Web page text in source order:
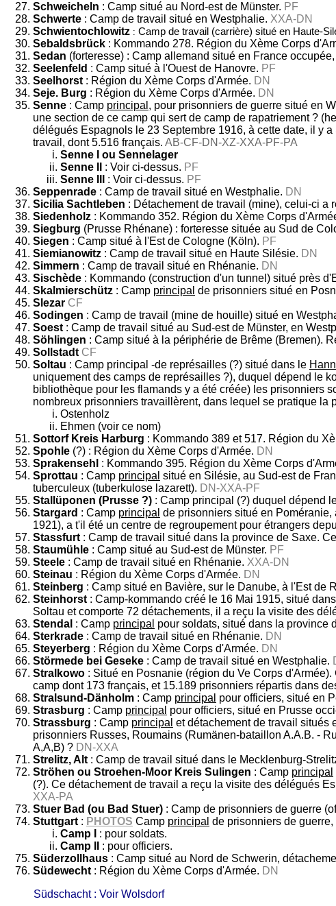
Schweicheln : Camp situé au Nord-est de Münster. PF
Schwerte : Camp de travail situé en Westphalie. XXA-DN
Schwientochlowitz : Camp de travail (carrière) situé en Haute-
Sebaldsbrück : Kommando 278. Région du Xème Corps
Sedan (forteresse) : Camp allemand situé en France
Seelenfeld : Camp situé à l'Ouest de Hanovre. PF
Seelhorst : Région du Xème Corps d'Armée. DN
Seje. Burg : Région du Xème Corps d'Armée. DN
Senne : Camp principal , pour prisonniers de guerre situé en
une section de ce camp qui sert de camp de rapatriement ?
délégués Espagnols le 23 Septembre 1916, à cette date, il y
travail, dont 5.516 français. AB-CF-DN-XZ-XXA-PF-PA
Senne I ou Sennelager
Senne II : Voir ci-dessus. PF
Senne III : Voir ci-dessus. PF
Seppenrade : Camp de travail situé en Westphalie. DN
Sicilia Sachtleben : Détachement de travail (mine), celui-ci a
Siedenholz : Kommando 352. Région du Xème Corps
Siegburg (Prusse Rhénane) : forteresse située au Sud de
Siegen : Camp situé à l'Est de Cologne (Köln). PF
Siemianowitz : Camp de travail situé en Haute Silésie. DN
Simmern : Camp de travail situé en Rhénanie. DN
Sischède : Kommando (construction d'un tunnel) situé près
Skalmierschütz : Camp principal de prisonniers situé en
Slezar CF
Sodingen : Camp de travail (mine de houille) situé en
Soest : Camp de travail situé au Sud-est de Münster, en
Söhlingen : Camp situé à la périphérie de Brême (Bremen).
Sollstadt CF
Soltau : Camp principal -de représailles (?) situé dans le
uniquement des camps de représailles ?), duquel dépend le
bibliothèque pour les flamands y a été créée) les prisonniers
nombreux prisonniers travaillèrent, dans lequel se pratique la
Ostenholz
Ehmen (voir ce nom)
Sottorf Kreis Harburg : Kommando 389 et 517. Région du
Spohle (?) : Région du Xème Corps d'Armée. DN
Sprakensehl : Kommando 395. Région du Xème Corps
Sprottau : Camp principal situé en Silésie, au Sud-est de
tuberculeux (tuberkulose lazarett). DN-XXA-PF
Stallüponen (Prusse ?) : Camp principal (?) duquel dépend
Stargard : Camp principal de prisonniers situé en
1921), a t'il été un centre de regroupement pour étrangers
Stassfurt : Camp de travail situé dans la province de Saxe.
Staumühle : Camp situé au Sud-est de Münster. PF
Steele : Camp de travail situé en Rhénanie. XXA-DN
Steinau : Région du Xème Corps d'Armée. DN
Steinberg : Camp situé en Bavière, sur le Danube, à l'Est de
Steinhorst : Camp-kommando créé le 16 Mai 1915, situé
Soltau et comporte 72 détachements, il a reçu la visite des
Stendal : Camp principal pour soldats, situé dans la province
Sterkrade : Camp de travail situé en Rhénanie. DN
Steyerberg : Région du Xème Corps d'Armée. DN
Störmede bei Geseke : Camp de travail situé en Westphalie.
Stralkowo : Situé en Posnanie (région du Ve Corps
camp dont 173 français, et 15.189 prisonniers répartis dans
Stralsund-Dänholm : Camp principal pour officiers, situé en
Strasburg : Camp principal pour officiers, situé en Prusse
Strassburg : Camp principal et détachement de travail situés
prisonniers Russes, Roumains (Rumänen-bataillon A.A.B. -
A,A,B) ? DN-XXA
Strelitz, Alt : Camp de travail situé dans le Mecklenburg-
Ströhen ou Stroehen-Moor Kreis Sulingen : Camp principal
(?). Ce détachement de travail a reçu la visite des délégués
XXA-PA
Stuer Bad (ou Bad Stuer) : Camp de prisonniers de guerre
Stuttgart : PHOTOS Camp principal de prisonniers de
Camp I : pour soldats.
Camp II
: pour officiers.
Süderzollhaus : Camp situé au Nord de Schwerin,
Südewecht : Région du Xème Corps d'Armée. DN
Südschacht : Voir Wolsdorf